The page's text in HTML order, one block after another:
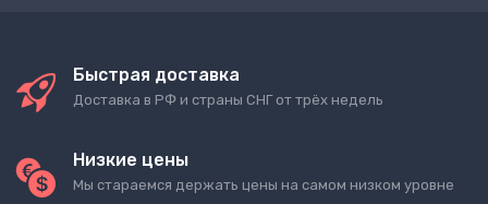
Быстрая доставка
Доставка в РФ и страны СНГ от трёх недель
Низкие цены
Мы стараемся держать цены на самом низком уровне